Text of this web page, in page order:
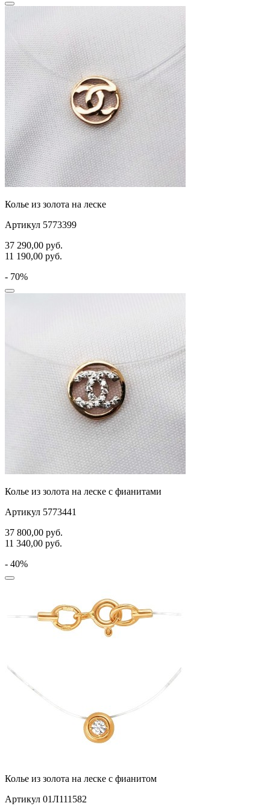
Колье из золота на леске
Артикул 5773399
37 290,00 руб.
11 190,00 руб.
- 70%
Колье из золота на леске с фианитами
Артикул 5773441
37 800,00 руб.
11 340,00 руб.
- 40%
Колье из золота на леске с фианитом
Артикул 01Л111582